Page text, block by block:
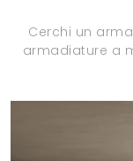
Cerchi un
armadiature a